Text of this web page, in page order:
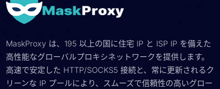
MaskProxy は、195 以上の国に住宅 IP と ISP IP を備えた
高性能なグローバルプロキシネットワークを提供します。
高速で安定した HTTP/SOCKS5 接続と、常に更新されるク
リーンな IP プールにより、スムーズで信頼性の高いグロー